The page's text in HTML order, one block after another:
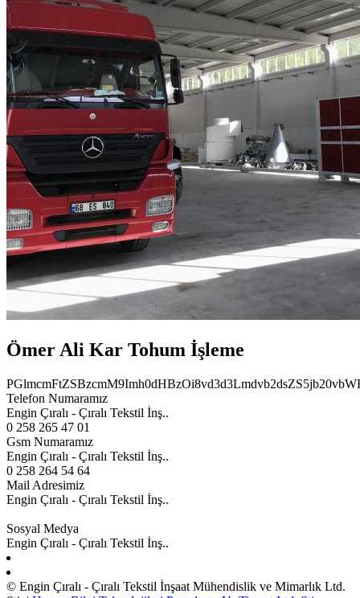
Ömer Ali Kar Tohum İşleme
Telefon Numaramız
Engin Çıralı - Çıralı Tekstil İnş..
0 258 265 47 01
Gsm Numaramız
Engin Çıralı - Çıralı Tekstil İnş..
0 258 264 54 64
Mail Adresimiz
Engin Çıralı - Çıralı Tekstil İnş..
Sosyal Medya
Engin Çıralı - Çıralı Tekstil İnş..
© Engin Çıralı - Çıralı Tekstil İnşaat Mühendislik ve Mimarlık Ltd.